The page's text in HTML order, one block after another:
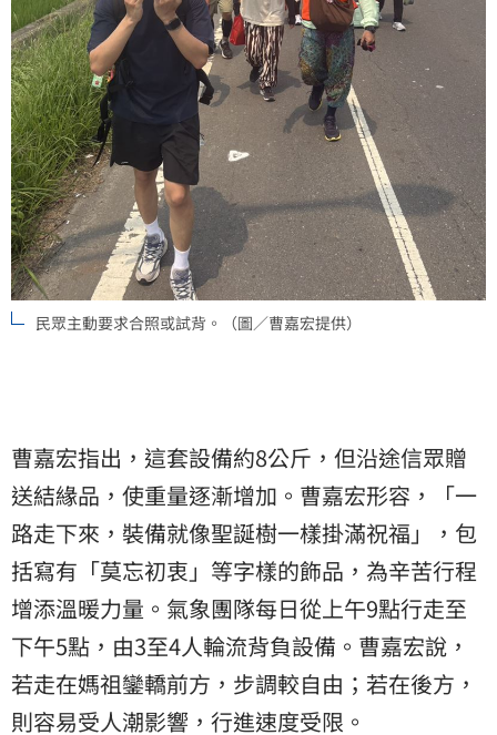
民眾主動要求合照或試背。（圖／曹嘉宏提供）
曹嘉宏指出，這套設備約8公斤，但沿途信眾贈
送結緣品，使重量逐漸增加。曹嘉宏形容，「一
路走下來，裝備就像聖誕樹一樣掛滿祝福」，包
括寫有「莫忘初衷」等字樣的飾品，為辛苦行程
增添溫暖力量。氣象團隊每日從上午9點行走至
下午5點，由3至4人輪流背負設備。曹嘉宏說，
若走在媽祖鑾轎前方，步調較自由；若在後方，
則容易受人潮影響，行進速度受限。